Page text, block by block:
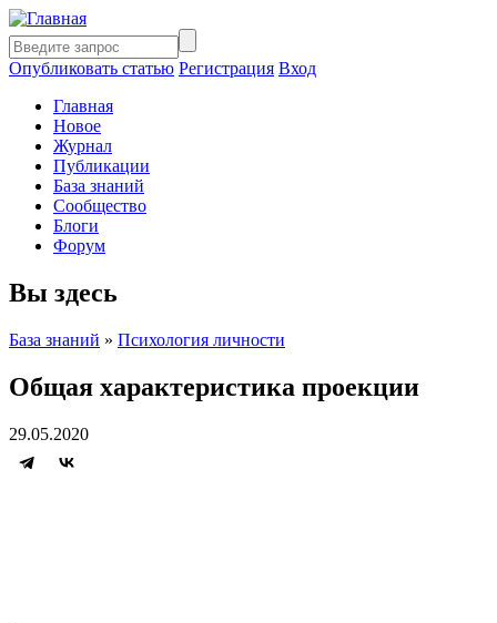
Опубликовать статью Регистрация Вход
Главная
Новое
Журнал
Публикации
База знаний
Сообщество
Блоги
Форум
Вы здесь
База знаний » Психология личности
Общая характеристика проекции
29.05.2020